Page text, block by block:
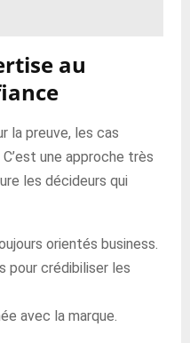
au
la preuve, les cas
une approche très
les décideurs qui
orientés business.
pour crédibiliser les
avec la marque.